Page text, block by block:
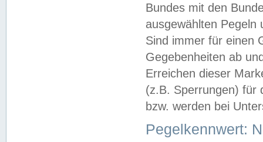
Bundes mit den
ausgewählten
Sind immer für einen
Gegebenheiten ab
Erreichen dieser
(z.B. Sperrungen) für
bzw. werden bei
Pegelkennwert: